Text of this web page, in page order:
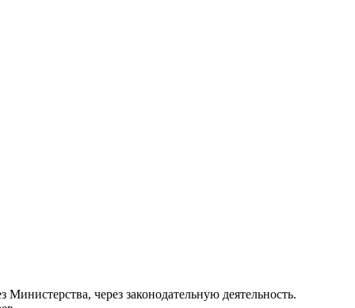
через законодательную деятельность.